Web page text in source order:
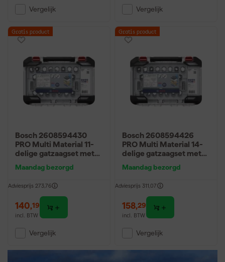
Vergelijk Vergelijk
Gratis product
Bosch 2608594430
PRO Multi Material 11-
delige gatzaagset met
Maandag bezorgd
Adviesprijs 273,76
140,19
incl. BTW
Vergelijk
Gratis product
Bosch 2608594426
PRO Multi Material 14-
delige gatzaagset met
Maandag bezorgd
Adviesprijs 311,07
158,29
incl. BTW
Vergelijk